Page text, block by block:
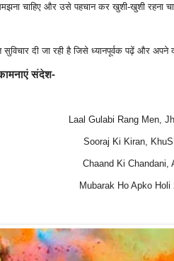
चाहिए और उसे पहचान कर खुशी-खुशी रहना
दी जा रही है जिसे ध्यानपूर्वक पढ़ें और
संदेश-
Laal Gulabi Rang Men,
Sooraj Ki Kiran,
Chaand Ki Chandani,
Mubarak Ho Apko Holi